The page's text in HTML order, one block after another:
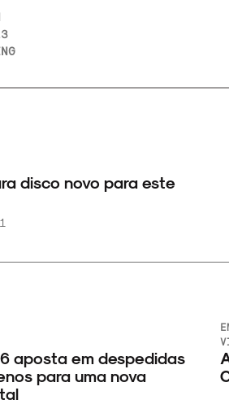
disco novo para este
aposta em despedidas
para uma nova